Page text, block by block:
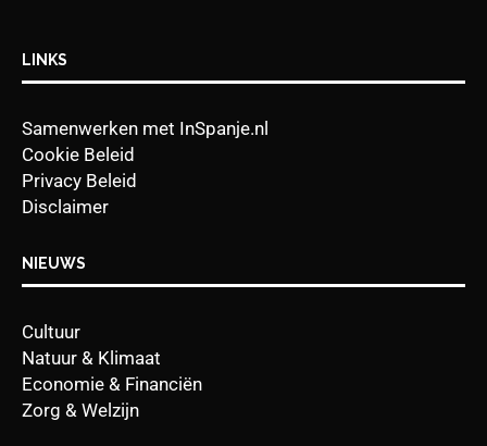
LINKS
Samenwerken met InSpanje.nl
Cookie Beleid
Privacy Beleid
Disclaimer
NIEUWS
Cultuur
Natuur & Klimaat
Economie & Financiën
Zorg & Welzijn